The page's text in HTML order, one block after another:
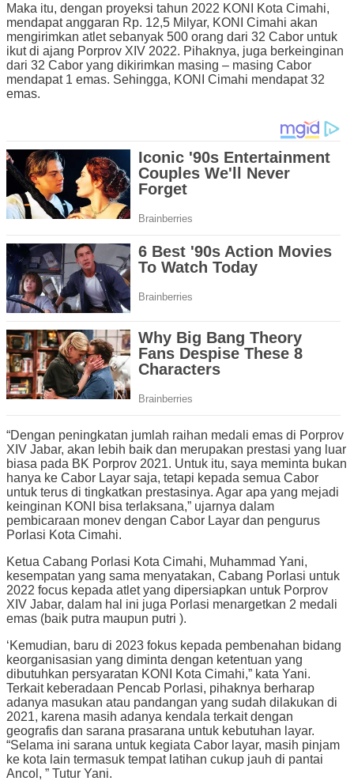
Maka itu, dengan proyeksi tahun 2022 KONI Kota Cimahi,
mendapat anggaran Rp. 12,5 Milyar, KONI Cimahi akan
mengirimkan atlet sebanyak 500 orang dari 32 Cabor untuk
ikut di ajang Porprov XIV 2022. Pihaknya, juga berkeinginan
dari 32 Cabor yang dikirimkan masing – masing Cabor
mendapat 1 emas. Sehingga, KONI Cimahi mendapat 32
emas.
“Dengan peningkatan jumlah raihan medali emas di Porprov
XIV Jabar, akan lebih baik dan merupakan prestasi yang luar
biasa pada BK Porprov 2021. Untuk itu, saya meminta bukan
hanya ke Cabor Layar saja, tetapi kepada semua Cabor
untuk terus di tingkatkan prestasinya. Agar apa yang mejadi
keinginan KONI bisa terlaksana,” ujarnya dalam
pembicaraan monev dengan Cabor Layar dan pengurus
Porlasi Kota Cimahi.
Ketua Cabang Porlasi Kota Cimahi, Muhammad Yani,
kesempatan yang sama menyatakan, Cabang Porlasi untuk
2022 focus kepada atlet yang dipersiapkan untuk Porprov
XIV Jabar, dalam hal ini juga Porlasi menargetkan 2 medali
emas (baik putra maupun putri ).
‘Kemudian, baru di 2023 fokus kepada pembenahan bidang
keorganisasian yang diminta dengan ketentuan yang
dibutuhkan persyaratan KONI Kota Cimahi,” kata Yani.
Terkait keberadaan Pencab Porlasi, pihaknya berharap
adanya masukan atau pandangan yang sudah dilakukan di
2021, karena masih adanya kendala terkait dengan
geografis dan sarana prasarana untuk kebutuhan layar.
“Selama ini sarana untuk kegiata Cabor layar, masih pinjam
ke kota lain termasuk tempat latihan cukup jauh di pantai
Ancol, ” Tutur Yani.